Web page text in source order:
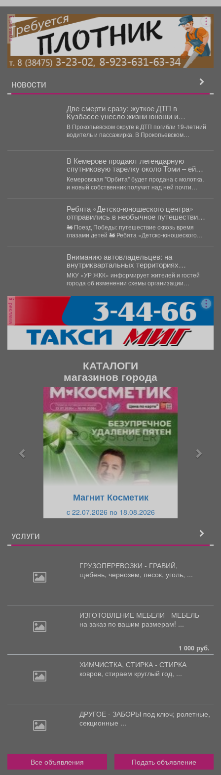
реклама
НОВОСТИ
Две смерти сразу: жуткое ДТП в
Кузбассе унесло жизни юноши и
пассажирки
В Прокопьевском округе в ДТП погибли 19-летний
водитель и пассажирка. В Прокопьевском
В Кемерове продают легендарную
спутниковую тарелку около Томи – ей
грозит снос?
Кемеровская "Орбита" будет продана с молотка,
и новый собственник получит над ней почти
Ребята «Детско-юношеского центра»
отправились в необычное путешествие -
на борт «Поезда Победы».
🚂 Поезд Победы: путешествие сквозь время
глазами детей 🚂 Ребята «Детско-юношеского
Вниманию автовладельцев: на
внутриквартальных территориях
Междуреченского муниципального
округа вводятся ограничения стоянки.
МКУ «УР ЖКК» информирует жителей и гостей
города об изменении схемы организации
реклама
КАТАЛОГИ
магазинов города
Магнит Косметик
c 22.07.2026 по 18.08.2026
УСЛУГИ
ГРУЗОПЕРЕВОЗКИ - ГРАВИЙ,
щебень, чернозем, песок, уголь, ...
ИЗГОТОВЛЕНИЕ МЕБЕЛИ - МЕБЕЛЬ
на заказ по вашим размерам! ...
1 000 руб.
ХИМЧИСТКА, СТИРКА - СТИРКА
ковров, стираем круглый год, ...
ДРУГОЕ - ЗАБОРЫ под ключ; ролетные,
секционные ...
Все объявления Подать объявление